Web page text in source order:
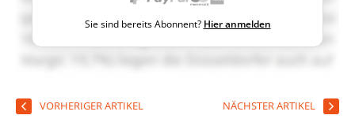
Sie sind bereits Abonnent? Hier anmelden
VORHERIGER ARTIKEL NÄCHSTER ARTIKEL